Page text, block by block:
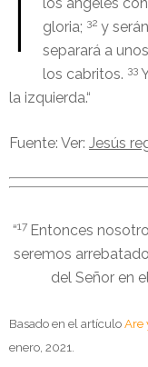
gloria; 32 y
separará a
los cabritos. 33
la izquierda.“
Fuente: Ver: Jesús
“17 Entonces
seremos
del Señor en
Basado en el artículoAre
enero, 2021.